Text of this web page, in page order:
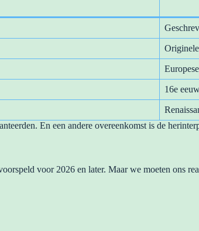
16e
En een andere overeenkomst is de
voor 2026 en later. Maar we moeten ons